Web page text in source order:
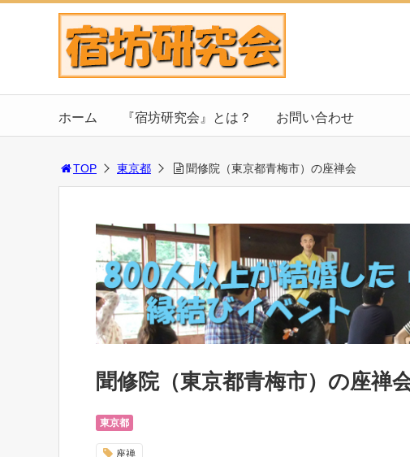
ホーム 『宿坊研究会』とは？ お問い合わせ
TOP 東京都 聞修院（東京都青梅市）の座禅会
聞修院（東京都青梅市）の座禅
東京都
座禅